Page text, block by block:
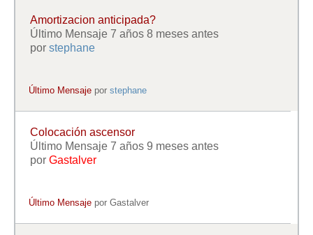
Amortizacion anticipada?
Último Mensaje 7 años 8 meses antes
por stephane
Último Mensaje porstephane
Colocación ascensor
Último Mensaje 7 años 9 meses antes
por Gastalver
Último Mensaje porGastalver